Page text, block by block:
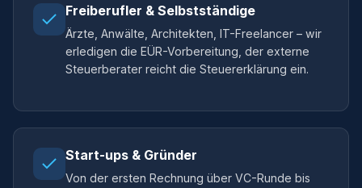
Freiberufler & Selbstständige
Ärzte, Anwälte, Architekten, IT-Freelancer – wir
erledigen die EÜR-Vorbereitung, der externe
Steuerberater reicht die Steuererklärung ein.
Start-ups & Gründer
Von der ersten Rechnung über VC-Runde bis